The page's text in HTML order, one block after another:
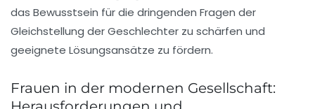
das Bewusstsein für die dringenden Fragen der
Gleichstellung der Geschlechter zu schärfen und
geeignete Lösungsansätze zu fördern.
Frauen in der modernen Gesellschaft: